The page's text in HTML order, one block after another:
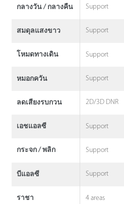
กลางวัน / กลางคืน Support
สมดุลแสงขาว Support
โหมดทางเดิน Support
หมอกควัน Support
ลดเสียงรบกวน 2D/3D DNR
เอชแอลซี Support
กระจก / พลิก Support
บีแอลซี Support
ราชา 4 areas